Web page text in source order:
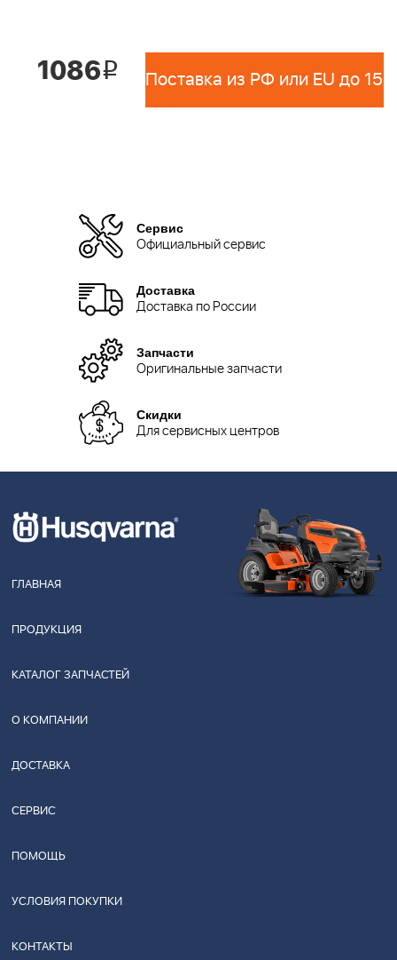
1086i
Сервис
Официальный сервис
Доставка
Доставка по России
Запчасти
Оригинальные запчасти
Скидки
Для сервисных центров
ГЛАВНАЯ
ПРОДУКЦИЯ
КАТАЛОГ ЗАПЧАСТЕЙ
О КОМПАНИИ
ДОСТАВКА
СЕРВИС
ПОМОЩЬ
УСЛОВИЯ ПОКУПКИ
КОНТАКТЫ